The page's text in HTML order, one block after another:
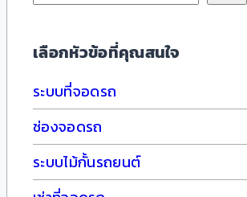
เลือกหัวข้อที่คุณสนใจ
ระบบที่จอดรถ
ช่องจอดรถ
ระบบไม้กั้นรถยนต์